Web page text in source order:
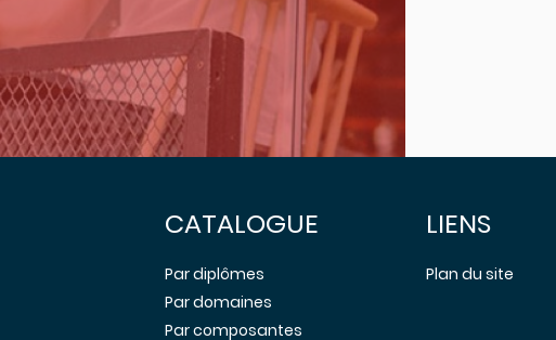
CATALOGUE
Par diplômes
Par domaines
Par composantes
LIENS
Plan du site